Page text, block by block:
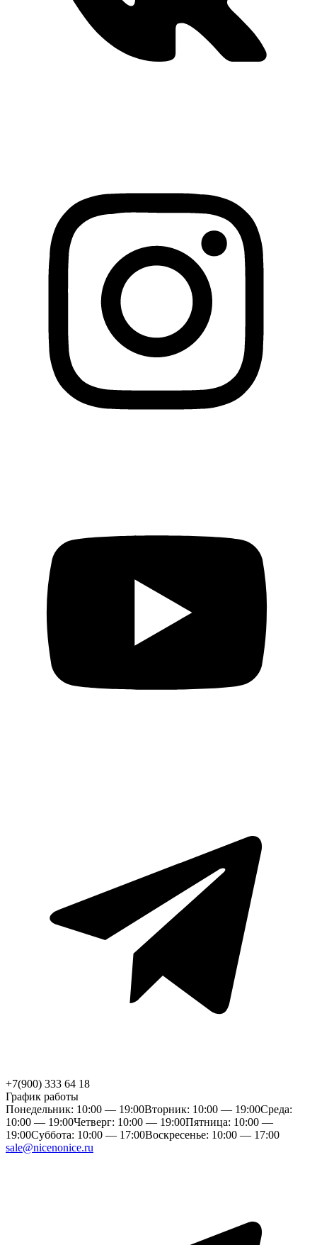
+7(900) 333 64 18
График работы
Понедельник: 10:00 — 19:00Вторник: 10:00 — 19:00Среда:
10:00 — 19:00Четверг: 10:00 — 19:00Пятница: 10:00 —
19:00Суббота: 10:00 — 17:00Воскресенье: 10:00 — 17:00
sale@nicenonice.ru